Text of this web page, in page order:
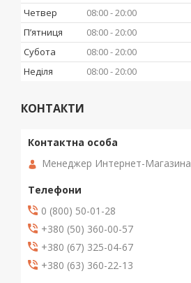
Четвер
08:00 20:00
Пʼятниця
08:00 20:00
Субота
08:00 20:00
Неділя
08:00 20:00
КОНТАКТИ
Менеджер Интернет-Магазина
0 (800) 50-01-28
+380 (50) 360-00-57
+380 (67) 325-04-67
+380 (63) 360-22-13